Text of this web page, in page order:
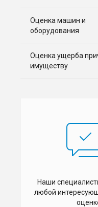
Оценка машин и
оборудования
Оценка ущерба
имуществу
Наши
любой